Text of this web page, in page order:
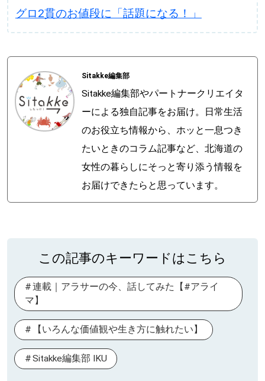
グロ2貫のお値段に「話題になる！」
Sitakke編集部
Sitakke編集部やパートナークリエイタ
ーによる独自記事をお届け。日常生活
のお役立ち情報から、ホッと一息つき
たいときのコラム記事など、北海道の
女性の暮らしにそっと寄り添う情報を
お届けできたらと思っています。
この記事のキーワードはこちら
連載｜アラサーの今、話してみた【#アライ
マ】
【いろんな価値観や生き方に触れたい】
Sitakke編集部 IKU